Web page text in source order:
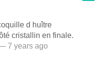
d huître
cristallin en finale.
7 years ago